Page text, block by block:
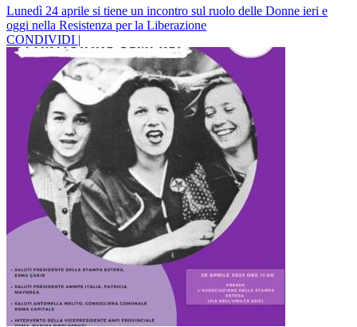
Lunedì 24 aprile si tiene un incontro sul ruolo delle Donne ieri e
oggi nella Resistenza per la Liberazione
CONDIVIDI |